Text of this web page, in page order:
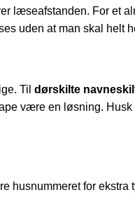
læseafstanden. For et
uden at man skal helt
Til dørskilte
være en løsning.
husnummeret for ekstra